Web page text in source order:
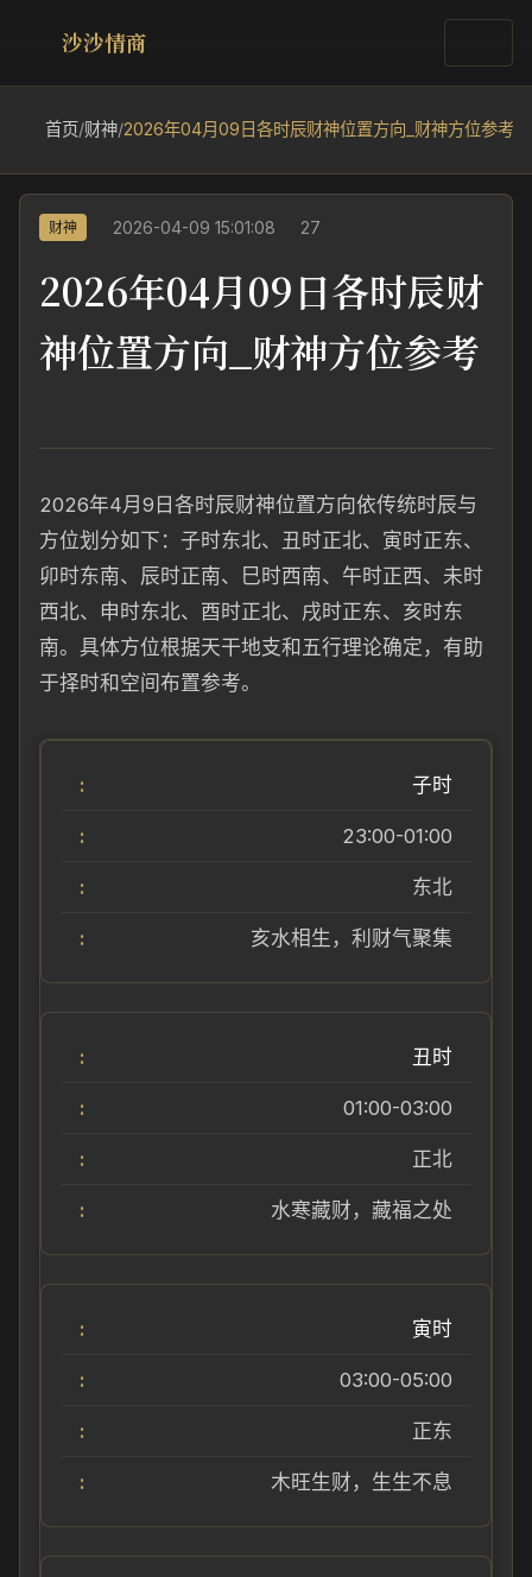
沙沙情商
首页/财神/2026年04月09日各时辰财神位置方向_财神方位参考
财神 2026-04-09 15:01:08 27
2026年04月09日各时辰财
神位置方向_财神方位参考
2026年4月9日各时辰财神位置方向依传统时辰与
方位划分如下：子时东北、丑时正北、寅时正东、
卯时东南、辰时正南、巳时西南、午时正西、未时
西北、申时东北、酉时正北、戌时正东、亥时东
南。具体方位根据天干地支和五行理论确定，有助
于择时和空间布置参考。
子时
23:00-01:00
东北
亥水相生，利财气聚集
丑时
01:00-03:00
正北
水寒藏财，藏福之处
寅时
03:00-05:00
正东
木旺生财，生生不息